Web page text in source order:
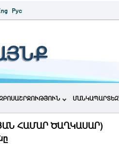
ՀԱՄԱՐ ԾԱՂԿԱՍԱՐ)